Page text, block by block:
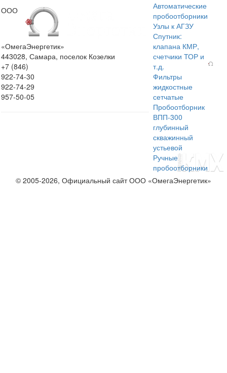
ООО
«ОмегаЭнергетик»
443028, Самара, поселок Козелки
+7 (846)
922-74-30
922-74-29
957-50-05
Автоматические
пробоотборники
Узлы к АГЗУ
Спутник:
клапана КМР,
счетчики ТОР и
т.д.
Фильтры
жидкостные
сетчатые
Пробоотборник
ВПП-300
глубинный
скважинный
устьевой
Ручные
пробоотборники
© 2005-2026, Официальный сайт ООО «ОмегаЭнергетик»